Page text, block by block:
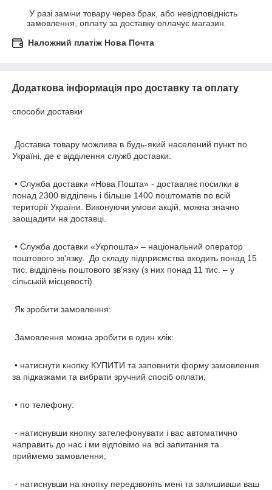
замовлення, оплату за доставку оплачує магазин.
Наложний платіж Нова Почта
Додаткова інформація про доставку та оплату
способи доставки
Доставка товару можлива в будь-який населений пункт по
Україні, де є відділення служб доставки:
• Служба доставки «Нова Пошта» - доставляє посилки в
понад 2300 відділень і більше 1400 поштоматів по всій
території України. Виконуючи умови акцій, можна значно
заощадити на доставці.
• Служба доставки «Укрпошта» – національний оператор
поштового зв'язку. До складу підприємства входить понад 15
тис. відділень поштового зв'язку (з них понад 11 тис. – у
сільській місцевості).
Як зробити замовлення:
Замовлення можна зробити в один клік:
• натиснути кнопку КУПИТИ та заповнити форму замовлення
за підказками та вибрати зручний спосіб оплати;
• по телефону:
- натиснувши кнопку зателефонувати і вас автоматично
направить до нас і ми відповімо на всі запитання та
приймемо замовлення;
- натиснувши на кнопку передзвоніть мені та залишивши ваш